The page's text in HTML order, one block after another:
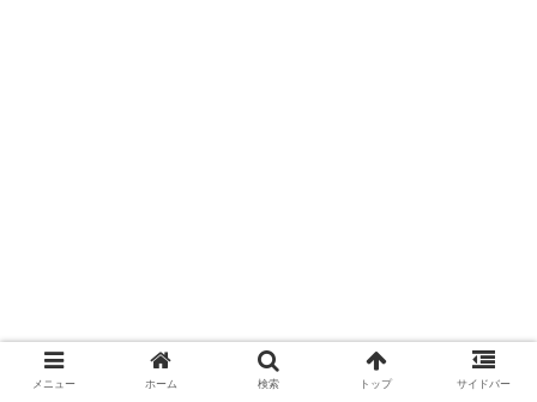
メニュー ホーム 検索 トップ サイドバー